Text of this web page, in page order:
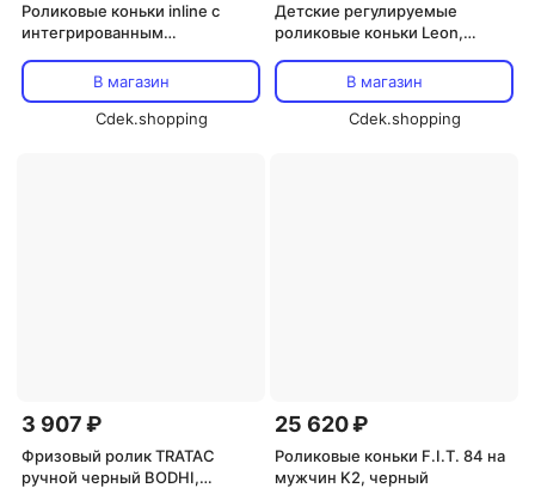
Роликовые коньки inline с
интегрированным
из сплава cnc, утолщенный
лайнер, профессиональная
версия mt plus MICRO, Black
В магазин
Cdek.shopping
Детские регулируемые
роликовые коньки Leon,
В магазин
Cdek.shopping
3 907 ₽
Фризовый ролик TRATAC
ручной черный BODHI,
25 620 ₽
Роликовые коньки F.I.T. 84 на
мужчин K2, черный